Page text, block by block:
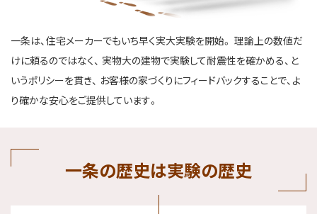
一条は、住宅メーカーでもいち早く実大実験を開始。 理論上の数値だ
けに頼るのではなく、 実物大の建物で実験して耐震性を確かめる、と
いうポリシーを貫き、 お客様の家づくりにフィードバックすることで、よ
り確かな安心をご提供しています。
一条の歴史は実験の歴史